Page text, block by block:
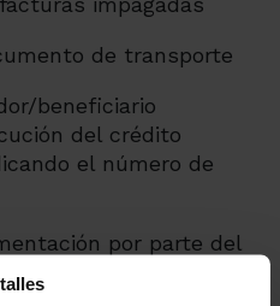
de transporte
beneficiario
del crédito
el número de
por parte del
y envío al banco